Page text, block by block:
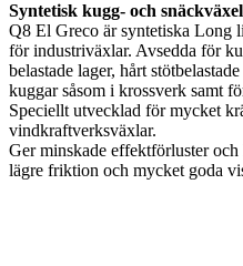
Syntetisk kugg- och
Q8 El Greco är syntetiska Long
för industriväxlar. Avsedda för
belastade lager, hårt
kuggar såsom i krossverk samt
Speciellt utvecklad för mycket
vindkraftverksväxlar.
Ger minskade effektförluster
lägre friktion och mycket goda